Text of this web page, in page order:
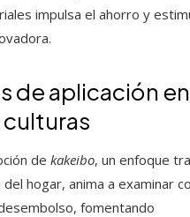
impulsa el ahorro y
de aplicación en
de kakeibo, un enfoque
hogar, anima a examinar
fomentando